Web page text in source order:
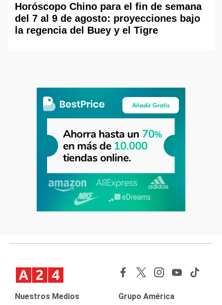
Horóscopo Chino para el fin de semana
del 7 al 9 de agosto: proyecciones bajo
la regencia del Buey y el Tigre
Nuestros Medios Grupo América